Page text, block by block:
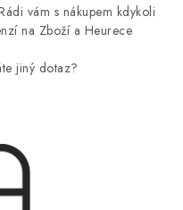
vám s nákupem kdykoli
na Zboží a Heurece
jiný dotaz?